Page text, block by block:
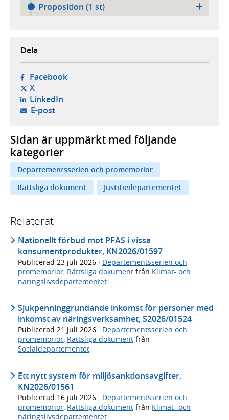
Proposition (1 st)
Dela
Facebook- öppnas i ny flik, extern webbplats,
X- öppnas i ny flik, extern webbplats,
LinkedIn- öppnas i ny flik, extern webbplats,
E-post- öppnar din e-postklient,
Sidan är uppmärkt med följande
kategorier
Departementsserien och promemorior
Rättsliga dokument
Justitiedepartementet
Relaterat
Nationellt förbud mot PFAS i vissa
konsumentprodukter, KN2026/01597
Publicerad 23 juli 2026 · Departementsserien och
promemorior Rättsliga dokument från Klimat- och
näringslivsdepartementet
Sjukpenninggrundande inkomst för personer med
inkomst av näringsverksamhet, S2026/01524
Publicerad 21 juli 2026 · Departementsserien och
promemorior, Rättsliga dokument från
Socialdepartementet
Ett nytt system för miljösanktionsavgifter,
KN2026/01561
Publicerad 16 juli 2026 · Departementsserien och
promemorior, Rättsliga dokument från Klimat- och
näringslivsdepartementet